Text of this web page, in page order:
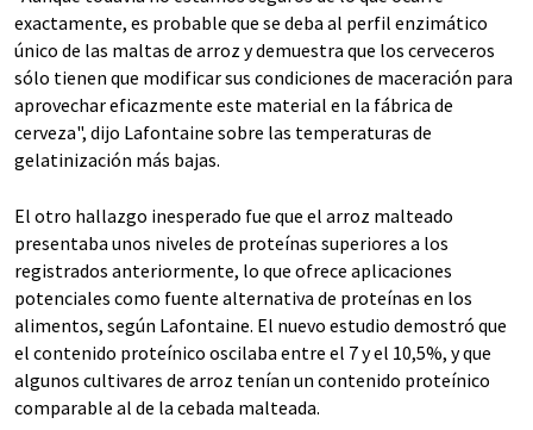
exactamente, es probable que se deba al perfil enzimático
único de las maltas de arroz y demuestra que los cerveceros
sólo tienen que modificar sus condiciones de maceración para
aprovechar eficazmente este material en la fábrica de
cerveza", dijo Lafontaine sobre las temperaturas de
gelatinización más bajas.
El otro hallazgo inesperado fue que el arroz malteado
presentaba unos niveles de proteínas superiores a los
registrados anteriormente, lo que ofrece aplicaciones
potenciales como fuente alternativa de proteínas en los
alimentos, según Lafontaine. El nuevo estudio demostró que
el contenido proteínico oscilaba entre el 7 y el 10,5%, y que
algunos cultivares de arroz tenían un contenido proteínico
comparable al de la cebada malteada.